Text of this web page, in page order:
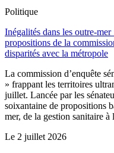
Politique
Inégalités dans les outre-
propositions de la
disparités avec la métropole
La commission d’enquête
» frappant les territoires
juillet. Lancée par les
soixantaine de propositions
mer, de la gestion sanitaire
Le 2 juillet 2026